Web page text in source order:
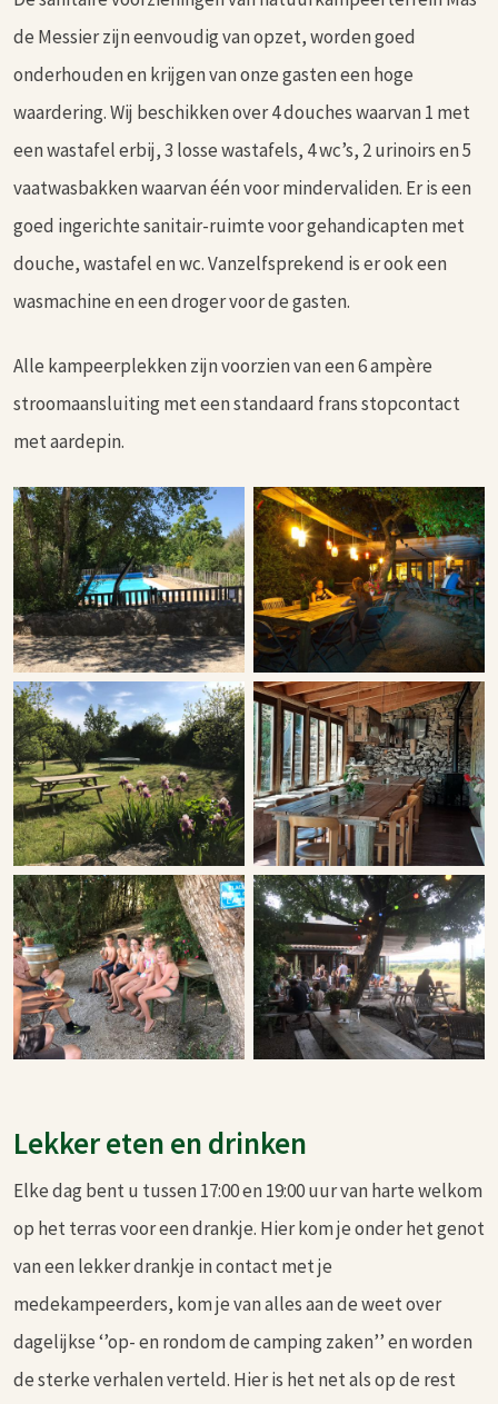
de Messier zijn eenvoudig van opzet, worden goed
onderhouden en krijgen van onze gasten een hoge
waardering. Wij beschikken over 4 douches waarvan 1 met
een wastafel erbij, 3 losse wastafels, 4 wc’s, 2 urinoirs en 5
vaatwasbakken waarvan één voor mindervaliden. Er is een
goed ingerichte sanitair-ruimte voor gehandicapten met
douche, wastafel en wc. Vanzelfsprekend is er ook een
wasmachine en een droger voor de gasten.
Alle kampeerplekken zijn voorzien van een 6 ampère
stroomaansluiting met een standaard frans stopcontact
met aardepin.
Lekker eten en drinken
Elke dag bent u tussen 17:00 en 19:00 uur van harte welkom
op het terras voor een drankje. Hier kom je onder het genot
van een lekker drankje in contact met je
medekampeerders, kom je van alles aan de weet over
dagelijkse ‘’op- en rondom de camping zaken’’ en worden
de sterke verhalen verteld. Hier is het net als op de rest